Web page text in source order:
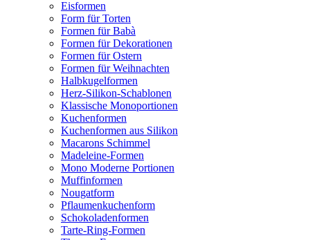
Eisformen
Form für Torten
Formen für Babà
Formen für Dekorationen
Formen für Ostern
Formen für Weihnachten
Halbkugelformen
Herz-Silikon-Schablonen
Klassische Monoportionen
Kuchenformen
Kuchenformen aus Silikon
Macarons Schimmel
Madeleine-Formen
Mono Moderne Portionen
Muffinformen
Nougatform
Pflaumenkuchenform
Schokoladenformen
Tarte-Ring-Formen